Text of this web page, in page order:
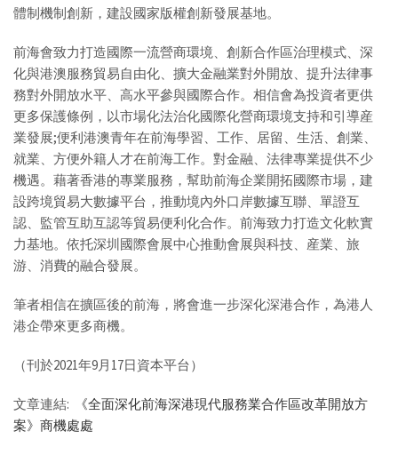
體制機制創新，建設國家版權創新發展基地。
前海會致力打造國際一流營商環境、創新合作區治理模式、深
化與港澳服務貿易自由化、擴大金融業對外開放、提升法律事
務對外開放水平、高水平參與國際合作。相信會為投資者更供
更多保護條例，以市場化法治化國際化營商環境支持和引導産
業發展;便利港澳青年在前海學習、工作、居留、生活、創業、
就業、方便外籍人才在前海工作。對金融、法律專業提供不少
機遇。藉著香港的專業服務，幫助前海企業開拓國際市場，建
設跨境貿易大數據平台，推動境內外口岸數據互聯、單證互
認、監管互助互認等貿易便利化合作。前海致力打造文化軟實
力基地。依托深圳國際會展中心推動會展與科技、産業、旅
游、消費的融合發展。
筆者相信在擴區後的前海，將會進一步深化深港合作，為港人
港企帶來更多商機。
（刊於2021年9月17日資本平台）
文章連結:
《全面深化前海深港現代服務業合作區改革開放方
案》商機處處